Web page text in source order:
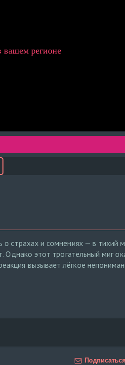
о страхах и сомнениях — в тихий
Однако этот трогательный миг
вызывает лёгкое
Подписаться